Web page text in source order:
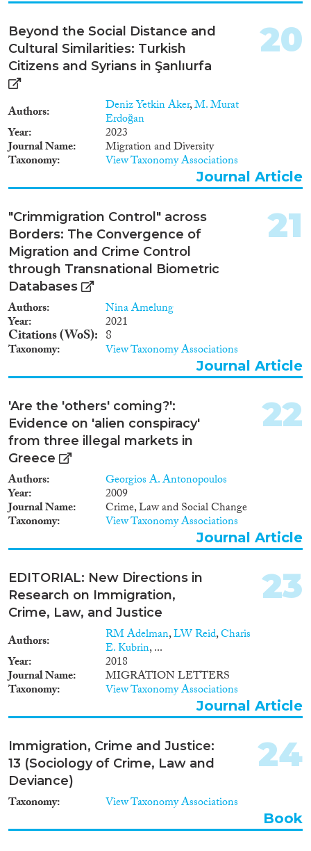
Beyond the Social Distance and
Cultural Similarities: Turkish
Citizens and Syrians in Şanlıurfa
Authors Deniz Yetkin Aker,M. Murat
Erdoğan
Year 2023
Journal Name Migration and Diversity
Taxonomy View Taxonomy Associations
20
Journal Article
"Crimmigration Control" across
Borders: The Convergence of
Migration and Crime Control
through Transnational Biometric
Databases
Authors Nina Amelung
Year 2021
Citations (WoS) 8
Taxonomy View Taxonomy Associations
21
Journal Article
'Are the 'others' coming?':
Evidence on 'alien conspiracy'
from three illegal markets in
Greece
Authors Georgios A. Antonopoulos
Year 2009
Journal Name Crime, Law and Social Change
Taxonomy View Taxonomy Associations
22
Journal Article
EDITORIAL: New Directions in
Research on Immigration,
Crime, Law, and Justice
Authors RM Adelman,LW Reid,Charis
E. Kubrin, ...
Year 2018
Journal Name MIGRATION LETTERS
Taxonomy View Taxonomy Associations
23
Journal Article
Immigration, Crime and Justice:
13 (Sociology of Crime, Law and
Deviance)
Taxonomy View Taxonomy Associations
24
Book